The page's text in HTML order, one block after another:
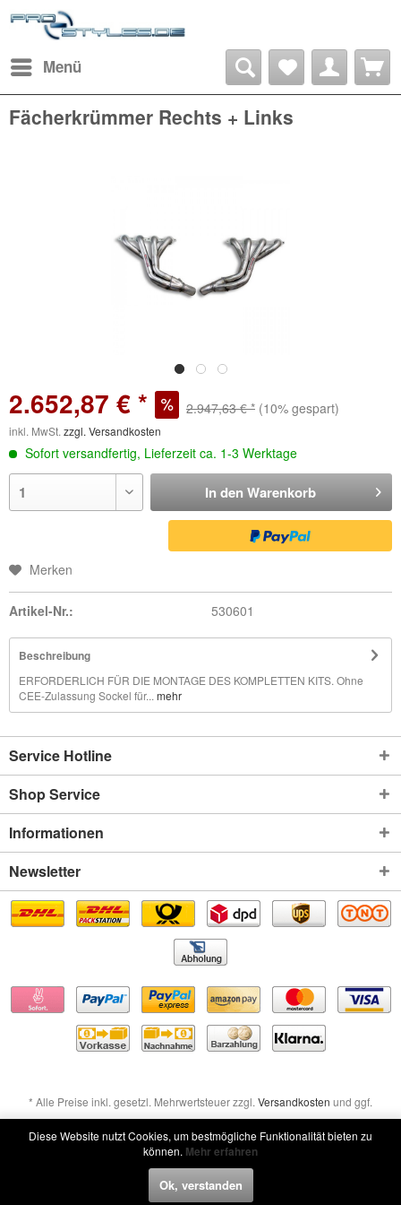
Menü
Fächerkrümmer Rechts + Links
2.652,87 € * 2.947,63 € * (10% gespart)
inkl. MwSt. zzgl. Versandkosten
Sofort versandfertig, Lieferzeit ca. 1-3 Werktage
In den Warenkorb
Merken
Artikel-Nr.: 530601
Beschreibung
ERFORDERLICH FÜR DIE MONTAGE DES KOMPLETTEN KITS. Ohne
CEE-Zulassung Sockel für... mehr
Service Hotline
Shop Service
Informationen
Newsletter
* Alle Preise inkl. gesetzl. Mehrwertsteuer zzgl. Versandkosten und ggf.
Nachnahmegebühren, wenn nicht anders beschrieben
Widerruf erklären
Diese Website nutzt Cookies, um bestmögliche Funktionalität bieten zu
können. Mehr erfahren
Ok, verstanden